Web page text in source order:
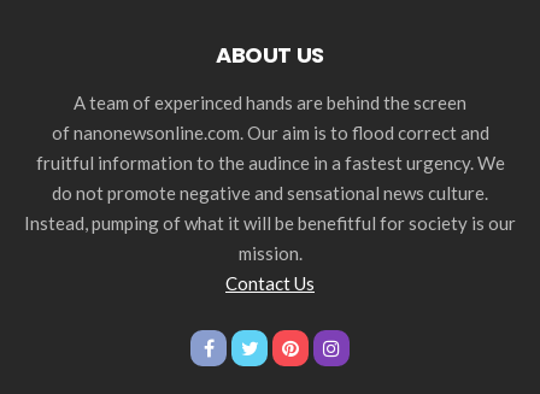
ABOUT US
A team of experinced hands are behind the screen
of nanonewsonline.com. Our aim is to flood correct and
fruitful information to the audince in a fastest urgency. We
do not promote negative and sensational news culture.
Instead, pumping of what it will be benefitful for society is our
mission.
Contact Us